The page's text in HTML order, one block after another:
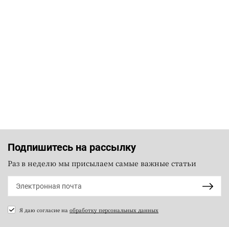
Подпишитесь на рассылку
Раз в неделю мы присылаем самые важные статьи
Я даю согласие на обработку персональных данных